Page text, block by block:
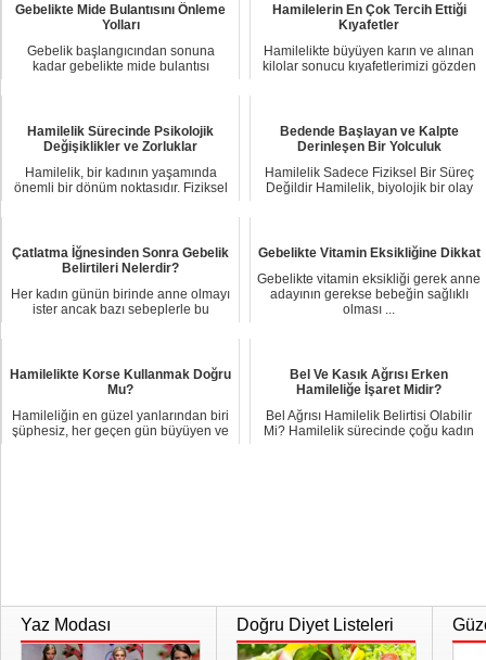
Gebelikte Mide Bulantısını Önleme
Yolları
Gebelik başlangıcından sonuna
kadar gebelikte mide bulantısı
Hamilelerin En Çok Tercih Ettiği
Kıyafetler
Hamilelikte büyüyen karın ve alınan
kilolar sonucu kıyafetlerimizi gözden
Hamilelik Sürecinde Psikolojik
Değişiklikler ve Zorluklar
Hamilelik, bir kadının yaşamında
önemli bir dönüm noktasıdır. Fiziksel
Bedende Başlayan ve Kalpte
Derinleşen Bir Yolculuk
Hamilelik Sadece Fiziksel Bir Süreç
Değildir Hamilelik, biyolojik bir olay
Çatlatma İğnesinden Sonra Gebelik
Belirtileri Nelerdir?
Her kadın günün birinde anne olmayı
ister ancak bazı sebeplerle bu
Gebelikte Vitamin Eksikliğine Dikkat
Gebelikte vitamin eksikliği gerek anne
adayının gerekse bebeğin sağlıklı
olması ...
Hamilelikte Korse Kullanmak Doğru
Mu?
Hamileliğin en güzel yanlarından biri
şüphesiz, her geçen gün büyüyen ve
Bel Ve Kasık Ağrısı Erken
Hamileliğe İşaret Midir?
Bel Ağrısı Hamilelik Belirtisi Olabilir
Mi? Hamilelik sürecinde çoğu kadın
Yaz Modası Doğru Diyet Listeleri